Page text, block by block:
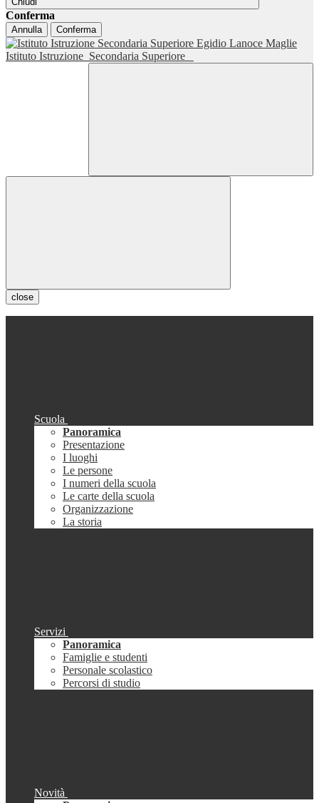
Conferma
Annulla Conferma
Istituto Istruzione Secondaria Superiore
close
Scuola
Panoramica
Presentazione
I luoghi
Le persone
I numeri della scuola
Le carte della scuola
Organizzazione
La storia
Servizi
Panoramica
Famiglie e studenti
Personale scolastico
Percorsi di studio
Novità